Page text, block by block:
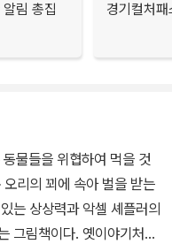
림 총집
경기컬처
물들을 위협하여 먹을 것
리의 꾀에 속아 벌을 받는
는 상상력과 악셀 셰플러의
그림책이다. 옛이야기처럼